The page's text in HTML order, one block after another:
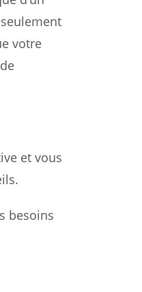
votre
et vous
besoins